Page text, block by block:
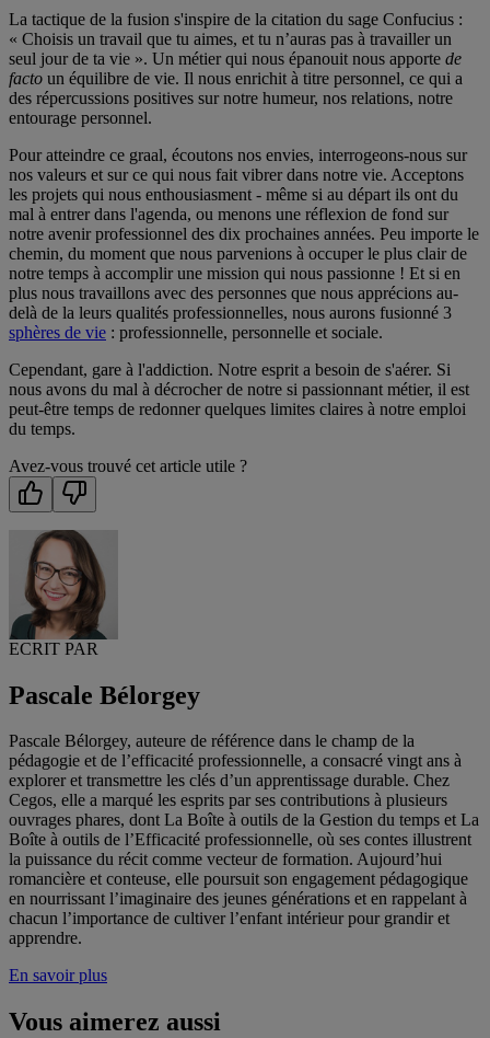
La tactique de la fusion s'inspire de la citation du sage Confucius :
« Choisis un travail que tu aimes, et tu n’auras pas à travailler un
seul jour de ta vie ». Un métier qui nous épanouit nous apporte de
facto un équilibre de vie. Il nous enrichit à titre personnel, ce qui a
des répercussions positives sur notre humeur, nos relations, notre
entourage personnel.
Pour atteindre ce graal, écoutons nos envies, interrogeons-nous sur
nos valeurs et sur ce qui nous fait vibrer dans notre vie. Acceptons
les projets qui nous enthousiasment - même si au départ ils ont du
mal à entrer dans l'agenda, ou menons une réflexion de fond sur
notre avenir professionnel des dix prochaines années. Peu importe le
chemin, du moment que nous parvenions à occuper le plus clair de
notre temps à accomplir une mission qui nous passionne ! Et si en
plus nous travaillons avec des personnes que nous apprécions au-
delà de la leurs qualités professionnelles, nous aurons fusionné 3
sphères de vie : professionnelle, personnelle et sociale.
Cependant, gare à l'addiction. Notre esprit a besoin de s'aérer. Si
nous avons du mal à décrocher de notre si passionnant métier, il est
peut-être temps de redonner quelques limites claires à notre emploi
du temps.
Avez-vous trouvé cet article utile ?
ECRIT PAR
Pascale Bélorgey
Pascale Bélorgey, auteure de référence dans le champ de la
pédagogie et de l’efficacité professionnelle, a consacré vingt ans à
explorer et transmettre les clés d’un apprentissage durable. Chez
Cegos, elle a marqué les esprits par ses contributions à plusieurs
ouvrages phares, dont La Boîte à outils de la Gestion du temps et La
Boîte à outils de l’Efficacité professionnelle, où ses contes illustrent
la puissance du récit comme vecteur de formation. Aujourd’hui
romancière et conteuse, elle poursuit son engagement pédagogique
en nourrissant l’imaginaire des jeunes générations et en rappelant à
chacun l’importance de cultiver l’enfant intérieur pour grandir et
apprendre.
En savoir plus
Vous aimerez aussi